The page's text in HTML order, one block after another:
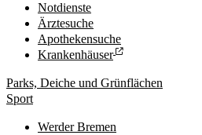
Notdienste
Ärztesuche
Apothekensuche
Krankenhäuser
Parks, Deiche und Grünflächen
Sport
Werder Bremen